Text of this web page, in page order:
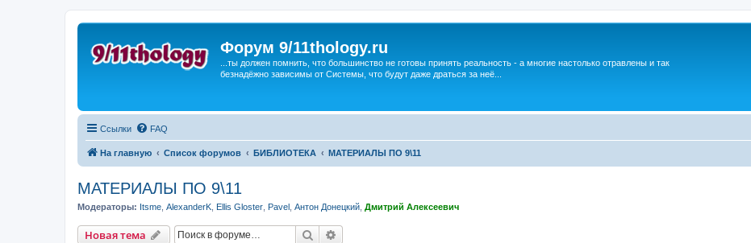
Форум 9/11thology.ru
...ты должен помнить, что большинство не готовы принять реальность - а многие настолько отравлены и так
безнадёжно зависимы от Системы, что будут даже драться за неё...
Ссылки FAQ
На главную Список форумов БИБЛИОТЕКА МАТЕРИАЛЫ ПО 9\11
МАТЕРИАЛЫ ПО 9\11
Модераторы: Itsme AlexanderK Ellis Gloster Pavel Антон Донецкий Дмитрий Алексеевич
Новая тема Поиск